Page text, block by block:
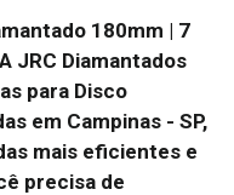
180mm | 7
A JRC Diamantados
para Disco
em Campinas - SP,
mais eficientes e
precisa de